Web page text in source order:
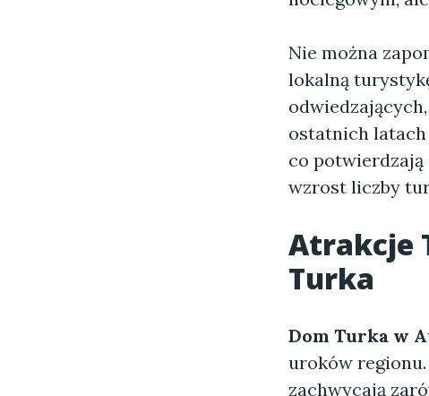
Nie można
lokalną
ostatnich
co
wzrost liczby
Atrakcje
Turka
Dom Turka w
uroków
zachwycają